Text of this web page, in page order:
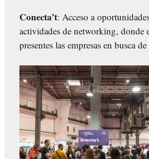
Conecta’t: Acceso a
actividades de networking, donde
presentes las empresas en busca